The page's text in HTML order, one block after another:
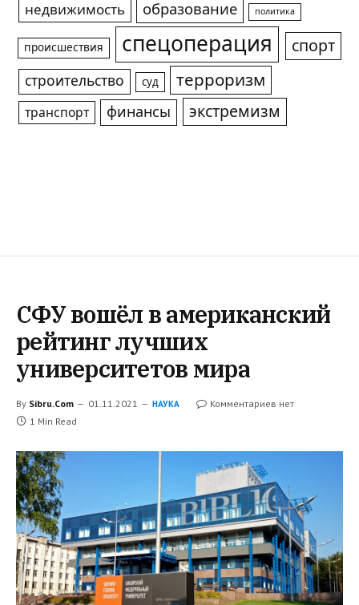
недвижимость
образование политика
происшествия спецоперация спорт
строительство суд терроризм
транспорт финансы экстремизм
СФУ вошёл в американский
рейтинг лучших
университетов мира
By Sibru.Com 01.11.2021 НАУКА
Комментариев нет
1 Min Read